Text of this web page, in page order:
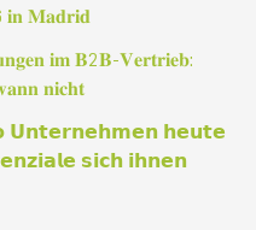
𝐌𝐚𝐝𝐫𝐢𝐝
𝐢𝐦 𝐁2𝐁-𝐕𝐞𝐫𝐭𝐫𝐢𝐞𝐛:
𝐧𝐢𝐜𝐡𝐭
𝗨𝗻𝘁𝗲𝗿𝗻𝗲𝗵𝗺𝗲𝗻 𝗵𝗲𝘂𝘁𝗲
𝘀𝗶𝗰𝗵 𝗶𝗵𝗻𝗲𝗻